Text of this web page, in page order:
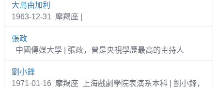
大島由加利
1963-12-31 摩羯座 |
張政
中國傳媒大學 | 張政，曾是央視學歷最高的主持人
劉小鋒
1971-01-16 摩羯座 上海戲劇學院表演系本科 | 劉小鋒，